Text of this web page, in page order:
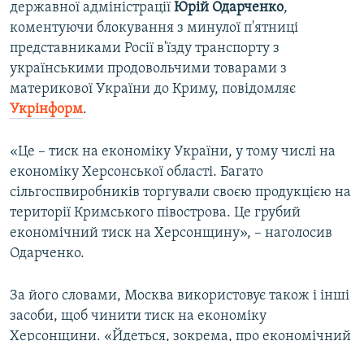
державної адміністрації Юрій Одарченко,
коментуючи блокування з минулої п'ятниці
представниками Росії в'їзду транспорту з
українськими продовольчими товарами з
материкової України до Криму, повідомляє
Укрінформ.
«Це – тиск на економіку України, у тому числі на
економіку Херсонської області. Багато
сільгоспвиробників торгували своєю продукцією на
території Кримського півострова. Це грубий
економічний тиск на Херсонщину», – наголосив
Одарченко.
За його словами, Москва використовує також і інші
засоби, щоб чинити тиск на економіку
Херсонщини. «Йдеться, зокрема, про економічний